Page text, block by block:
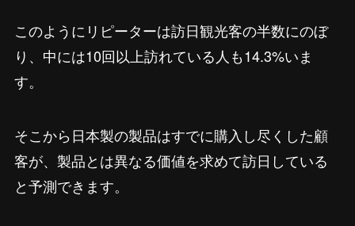
このようにリピーターは訪日観光客の半数にのぼ
り、中には10回以上訪れている人も14.3%いま
す。
そこから日本製の製品はすでに購入し尽くした顧
客が、製品とは異なる価値を求めて訪日している
と予測できます。